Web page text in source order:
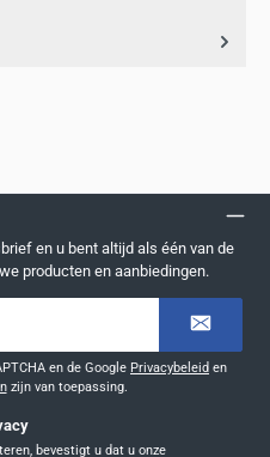
en u bent altijd als één van de
producten en aanbiedingen.
en de Google Privacybeleid en
zijn van toepassing.
Door doorgaan te selecteren, bevestigt u dat u onze